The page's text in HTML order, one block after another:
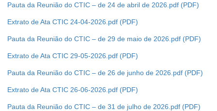
Pauta da Reunião do CTIC – de 24 de abril de 2026.pdf
Extrato de Ata CTIC 24-04-2026.pdf
Pauta da Reunião do CTIC – de 29 de maio de 2026.pdf
Extrato de Ata CTIC 29-05-2026.pdf
Pauta da Reunião do CTIC – de 26 de junho de 2026.pdf
Extrato de Ata CTIC 26-06-2026.pdf
Pauta da Reunião do CTIC – de 31 de julho de 2026.pdf